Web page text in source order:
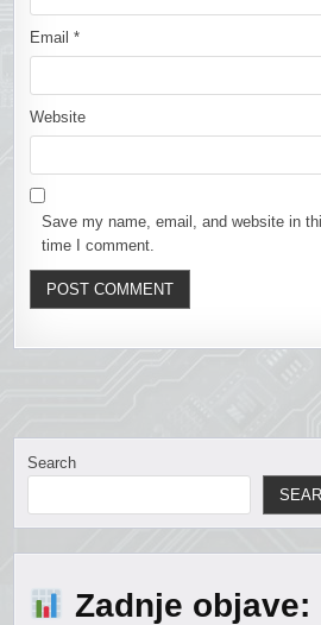
Email*
Website
Save my name, email, and website in
time I comment.
Search
Zadnje objave: